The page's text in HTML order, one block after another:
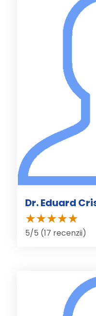
Dr. Eduard
5/5 (17 recenzii)